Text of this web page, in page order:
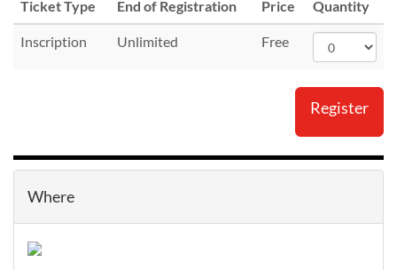
Ticket Type End of Registration Price Quantity
Inscription Unlimited Free
Register
Where